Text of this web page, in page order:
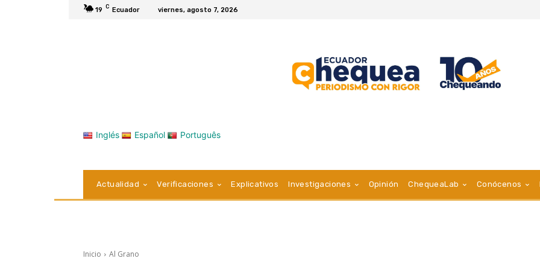
19 C Ecuador viernes, agosto 7, 2026
Inglés Español Português
Actualidad Verificaciones Explicativos Investigaciones Opinión ChequeaLab Conócenos
Inicio Al Grano